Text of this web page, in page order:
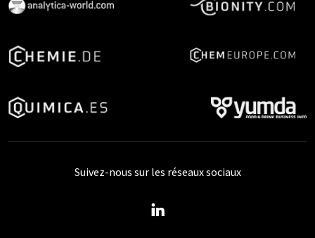
Suivez-nous sur les réseaux sociaux